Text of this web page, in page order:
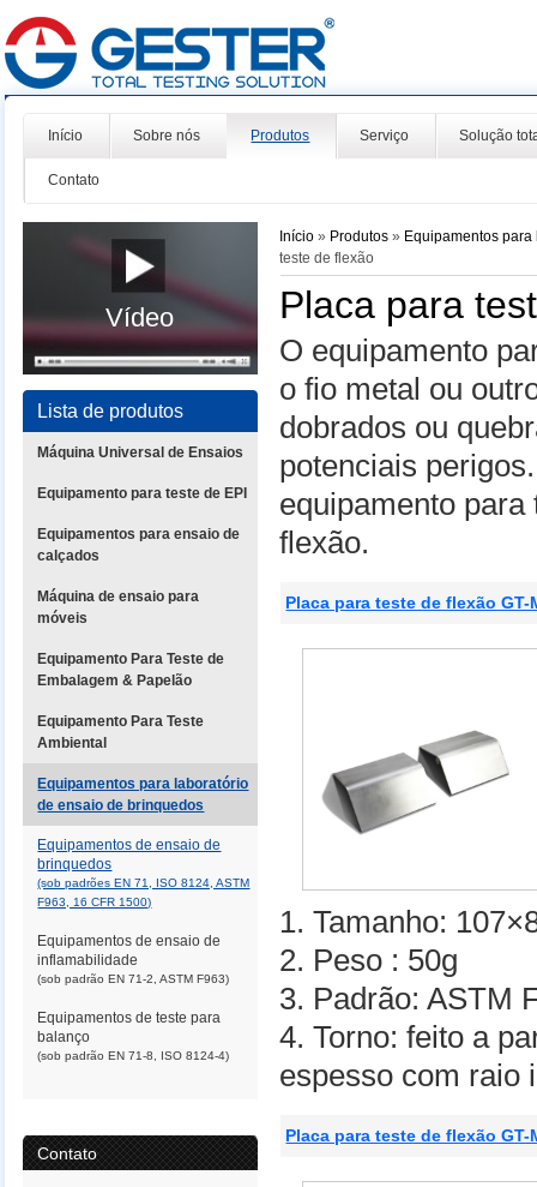
Início Sobre nós Produtos Serviço Solução
Contato
Vídeo
Lista de produtos
Máquina Universal de Ensaios
Equipamento para teste de EPI
Equipamentos para ensaio de
calçados
Máquina de ensaio para
móveis
Equipamento Para Teste de
Embalagem & Papelão
Equipamento Para Teste
Ambiental
Equipamentos para laboratório
de ensaio de brinquedos
Equipamentos de ensaio de
brinquedos
(sob padrões EN 71, ISO 8124, ASTM
F963, 16 CFR 1500)
Equipamentos de ensaio de
inflamabilidade
(sob padrão EN 71-2, ASTM F963)
Equipamentos de teste para
balanço
(sob padrão EN 71-8, ISO 8124-4)
Contato
Início » Produtos» Equipamentos
teste de flexão
Placa para
O equipamento
o fio metal ou
dobrados ou
potenciais
equipamento
flexão.
Placa para teste de flexão GT-
1. Tamanho:
2. Peso : 50g
3. Padrão: ASTM
4. Torno: feito a
espesso com raio
Placa para teste de flexão GT-